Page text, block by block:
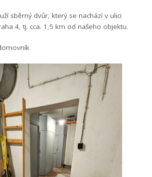
sběrný dvůr, který se nachází v ulici
4, tj. cca. 1,5 km od našeho objektu.